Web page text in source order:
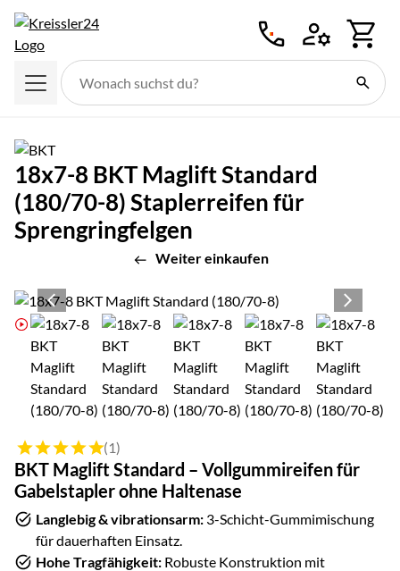
18x7-8 BKT Maglift Standard
(180/70-8) Staplerreifen für
Sprengringfelgen
Weiter einkaufen
Produktgalerie
Zur Kaufbox springen
Bewertung: 5 von 5 (1 Bewertungen)
(1)
BKT Maglift Standard – Vollgummireifen für
Gabelstapler ohne Haltenase
Langlebig & vibrationsarm: 3-Schicht-Gummimischung
für dauerhaften Einsatz.
Hohe Tragfähigkeit: Robuste Konstruktion mit